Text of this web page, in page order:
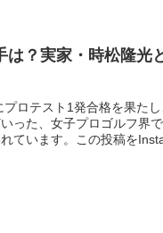
は？実家・時松隆光
ロテスト1発合格を果た
った、女子プロゴルフ界
れています。この投稿を